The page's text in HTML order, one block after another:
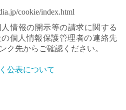
cookie/index.html
情報の開示等の請求に関する
個人情報保護管理者の連絡先
ク先からご確認ください。
公表について